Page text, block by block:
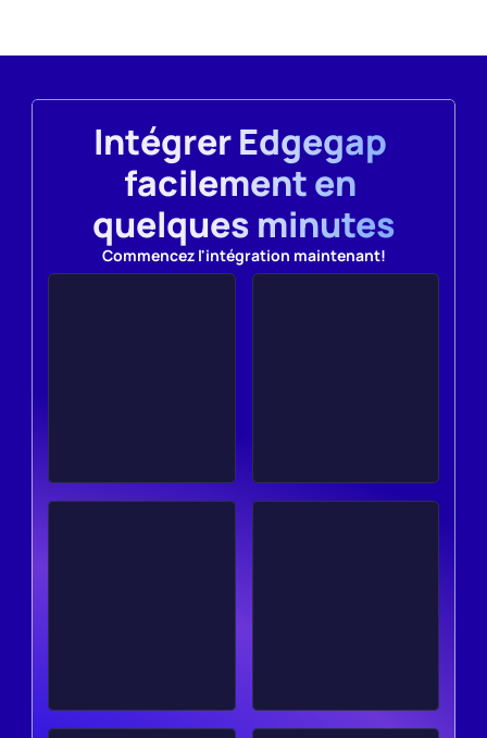
Intégrer Edgegap
facilement en
quelques minutes
Commencez l'intégration maintenant!